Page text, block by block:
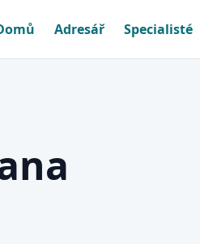
Adresář Specialisté